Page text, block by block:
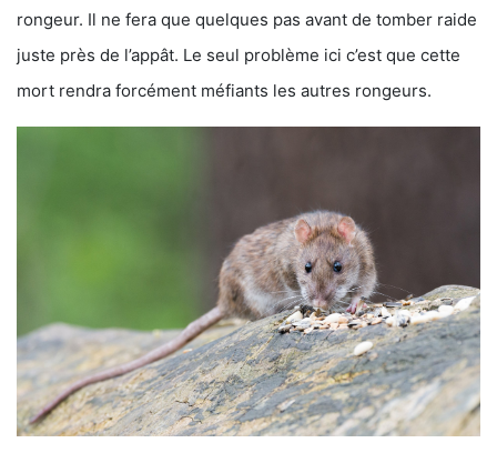
rongeur. Il ne fera que quelques pas avant de tomber raide
juste près de l’appât. Le seul problème ici c’est que cette
mort rendra forcément méfiants les autres rongeurs.